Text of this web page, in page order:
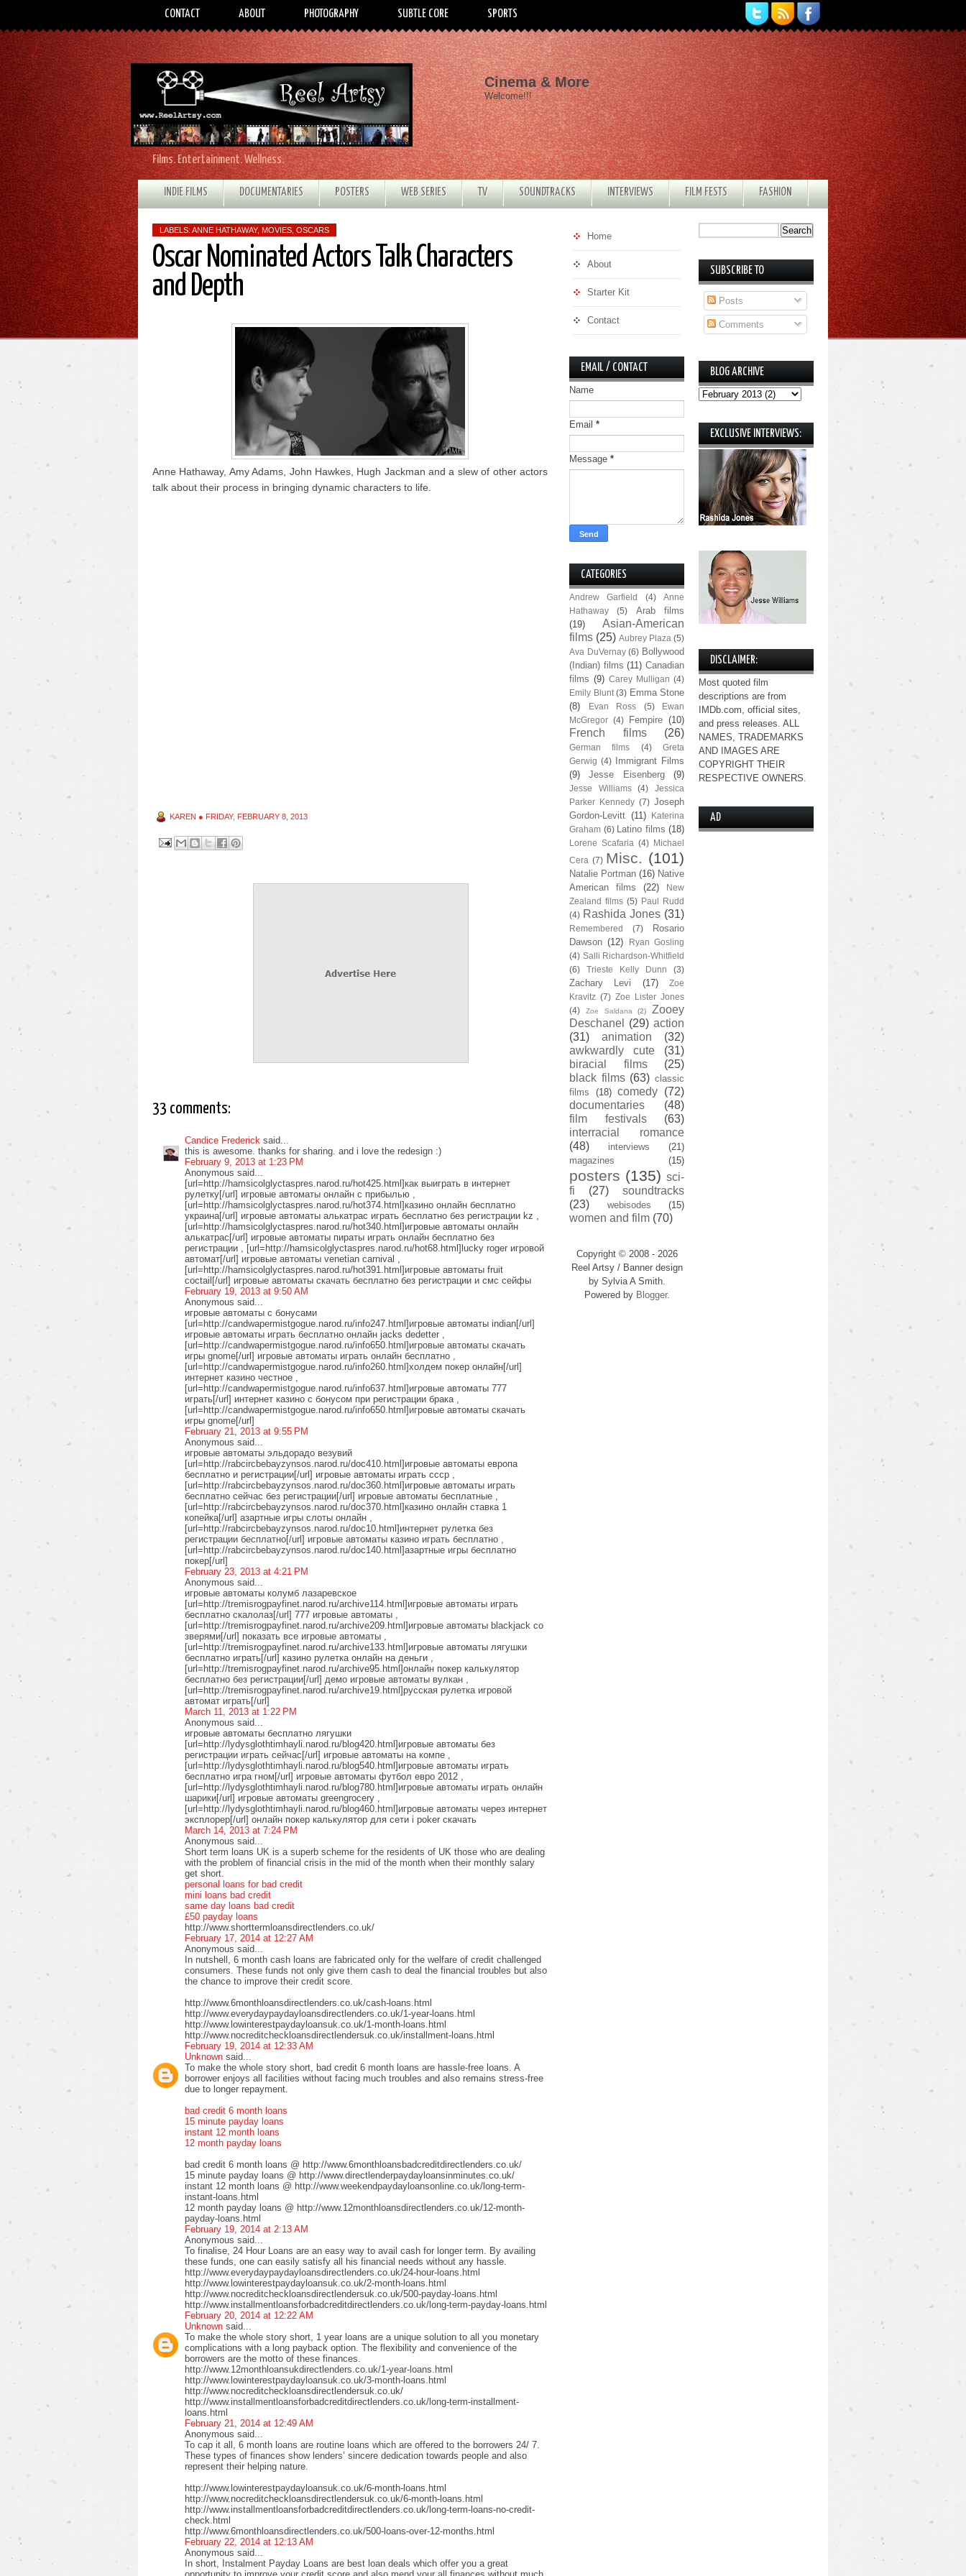
CONTACT ABOUT PHOTOGRAPHY SUBTLE CORE SPORTS
Films. Entertainment. Wellness.
Cinema & More
Welcome!!!
INDIE FILMS DOCUMENTARIES POSTERS WEB SERIES TV SOUNDTRACKS INTERVIEWS FILM FESTS FASHION
LABELS: ANNE HATHAWAY, MOVIES OSCARS
Oscar Nominated Actors Talk Characters
and Depth
Anne Hathaway, Amy Adams, John Hawkes, Hugh Jackman and a slew of other actors
talk about their process in bringing dynamic characters to life.
KAREN ● FRIDAY, FEBRUARY 8, 2013
33 comments:
Candice Frederick said...
this is awesome. thanks for sharing. and i love the redesign :)
February 9, 2013 at 1:23 PM
Anonymous said...
[url=http://hamsicolglyctaspres.narod.ru/hot425.html]как выиграть в интернет
рулетку[/url] игровые автоматы онлайн с прибылью ,
[url=http://hamsicolglyctaspres.narod.ru/hot374.html]казино онлайн бесплатно
украина[/url] игровые автоматы алькатрас играть бесплатно без регистрации kz ,
[url=http://hamsicolglyctaspres.narod.ru/hot340.html]игровые автоматы онлайн
алькатрас[/url] игровые автоматы пираты играть онлайн бесплатно без
регистрации , [url=http://hamsicolglyctaspres.narod.ru/hot68.html]lucky roger игровой
автомат[/url] игровые автоматы venetian carnival ,
[url=http://hamsicolglyctaspres.narod.ru/hot391.html]игровые автоматы fruit
coctail[/url] игровые автоматы скачать бесплатно без регистрации и смс сейфы
February 19, 2013 at 9:50 AM
Anonymous said...
игровые автоматы с бонусами
[url=http://candwapermistgogue.narod.ru/info247.html]игровые автоматы indian[/url]
игровые автоматы играть бесплатно онлайн jacks dedetter ,
[url=http://candwapermistgogue.narod.ru/info650.html]игровые автоматы скачать
игры gnome[/url] игровые автоматы играть онлайн бесплатно ,
[url=http://candwapermistgogue.narod.ru/info260.html]холдем покер онлайн[/url]
интернет казино честное ,
[url=http://candwapermistgogue.narod.ru/info637.html]игровые автоматы 777
играть[/url] интернет казино с бонусом при регистрации брака ,
[url=http://candwapermistgogue.narod.ru/info650.html]игровые автоматы скачать
игры gnome[/url]
February 21, 2013 at 9:55 PM
Anonymous said...
игровые автоматы эльдорадо везувий
[url=http://rabcircbebayzynsos.narod.ru/doc410.html]игровые автоматы европа
бесплатно и регистрации[/url] игровые автоматы играть ссср ,
[url=http://rabcircbebayzynsos.narod.ru/doc360.html]игровые автоматы играть
бесплатно сейчас без регистрации[/url] игровые автоматы бесплатные ,
[url=http://rabcircbebayzynsos.narod.ru/doc370.html]казино онлайн ставка 1
копейка[/url] азартные игры слоты онлайн ,
[url=http://rabcircbebayzynsos.narod.ru/doc10.html]интернет рулетка без
регистрации бесплатно[/url] игровые автоматы казино играть бесплатно ,
[url=http://rabcircbebayzynsos.narod.ru/doc140.html]азартные игры бесплатно
покер[/url]
February 23, 2013 at 4:21 PM
Anonymous said...
игровые автоматы колумб лазаревское
[url=http://tremisrogpayfinet.narod.ru/archive114.html]игровые автоматы играть
бесплатно скалолаз[/url] 777 игровые автоматы ,
[url=http://tremisrogpayfinet.narod.ru/archive209.html]игровые автоматы blackjack со
зверями[/url] показать все игровые автоматы ,
[url=http://tremisrogpayfinet.narod.ru/archive133.html]игровые автоматы лягушки
бесплатно играть[/url] казино рулетка онлайн на деньги ,
[url=http://tremisrogpayfinet.narod.ru/archive95.html]онлайн покер калькулятор
бесплатно без регистрации[/url] демо игровые автоматы вулкан ,
[url=http://tremisrogpayfinet.narod.ru/archive19.html]русская рулетка игровой
автомат играть[/url]
March 11, 2013 at 1:22 PM
Anonymous said...
игровые автоматы бесплатно лягушки
[url=http://lydysglothtimhayli.narod.ru/blog420.html]игровые автоматы без
регистрации играть сейчас[/url] игровые автоматы на компе ,
[url=http://lydysglothtimhayli.narod.ru/blog540.html]игровые автоматы играть
бесплатно игра гном[/url] игровые автоматы футбол евро 2012 ,
[url=http://lydysglothtimhayli.narod.ru/blog780.html]игровые автоматы играть онлайн
шарики[/url] игровые автоматы greengrocery ,
[url=http://lydysglothtimhayli.narod.ru/blog460.html]игровые автоматы через интернет
эксплорер[/url] онлайн покер калькулятор для сети i poker скачать
March 14, 2013 at 7:24 PM
Anonymous said...
Short term loans UK is a superb scheme for the residents of UK those who are dealing
with the problem of financial crisis in the mid of the month when their monthly salary
get short.
personal loans for bad credit
mini loans bad credit
same day loans bad credit
£50 payday loans
http://www.shorttermloansdirectlenders.co.uk/
February 17, 2014 at 12:27 AM
Anonymous said...
In nutshell, 6 month cash loans are fabricated only for the welfare of credit challenged
consumers. These funds not only give them cash to deal the financial troubles but also
the chance to improve their credit score.
http://www.6monthloansdirectlenders.co.uk/cash-loans.html
http://www.everydaypaydayloansdirectlenders.co.uk/1-year-loans.html
http://www.lowinterestpaydayloansuk.co.uk/1-month-loans.html
http://www.nocreditcheckloansdirectlendersuk.co.uk/installment-loans.html
February 19, 2014 at 12:33 AM
Unknown said...
To make the whole story short, bad credit 6 month loans are hassle-free loans. A
borrower enjoys all facilities without facing much troubles and also remains stress-free
due to longer repayment.
bad credit 6 month loans
15 minute payday loans
instant 12 month loans
12 month payday loans
bad credit 6 month loans @ http://www.6monthloansbadcreditdirectlenders.co.uk/
15 minute payday loans @ http://www.directlenderpaydayloansinminutes.co.uk/
instant 12 month loans @ http://www.weekendpaydayloansonline.co.uk/long-term-
instant-loans.html
12 month payday loans @ http://www.12monthloansdirectlenders.co.uk/12-month-
payday-loans.html
February 19, 2014 at 2:13 AM
Anonymous said...
To finalise, 24 Hour Loans are an easy way to avail cash for longer term. By availing
these funds, one can easily satisfy all his financial needs without any hassle.
http://www.everydaypaydayloansdirectlenders.co.uk/24-hour-loans.html
http://www.lowinterestpaydayloansuk.co.uk/2-month-loans.html
http://www.nocreditcheckloansdirectlendersuk.co.uk/500-payday-loans.html
http://www.installmentloansforbadcreditdirectlenders.co.uk/long-term-payday-loans.html
February 20, 2014 at 12:22 AM
Unknown said...
To make the whole story short, 1 year loans are a unique solution to all you monetary
complications with a long payback option. The flexibility and convenience of the
borrowers are the motto of these finances.
http://www.12monthloansukdirectlenders.co.uk/1-year-loans.html
http://www.lowinterestpaydayloansuk.co.uk/3-month-loans.html
http://www.nocreditcheckloansdirectlendersuk.co.uk/
http://www.installmentloansforbadcreditdirectlenders.co.uk/long-term-installment-
loans.html
February 21, 2014 at 12:49 AM
Anonymous said...
To cap it all, 6 month loans are routine loans which are offered to the borrowers 24/ 7.
These types of finances show lenders’ sincere dedication towards people and also
represent their helping nature.
http://www.lowinterestpaydayloansuk.co.uk/6-month-loans.html
http://www.nocreditcheckloansdirectlendersuk.co.uk/6-month-loans.html
http://www.installmentloansforbadcreditdirectlenders.co.uk/long-term-loans-no-credit-
check.html
http://www.6monthloansdirectlenders.co.uk/500-loans-over-12-months.html
February 22, 2014 at 12:13 AM
Anonymous said...
In short, Instalment Payday Loans are best loan deals which offer you a great
opportunity to improve your credit score and also mend your all finances without much
Home
About
Starter Kit
Contact
EMAIL / CONTACT
Name
Email *
Message *
CATEGORIES
Andrew Garfield (4)
Anne
Hathaway
(5)
Arab films
(19)
Asian-American
films (25) Aubrey Plaza (5)
Ava DuVernay (6) Bollywood
(Indian) films (11) Canadian
films (9) Carey Mulligan (4)
Emily Blunt (3) Emma Stone
(8)
Evan Ross (5)
Ewan
McGregor (4) Fempire (10)
French films (26)
German films (4)
Greta
Gerwig (4)
Immigrant Films
(9)
Jesse Eisenberg (9)
Jesse Williams (4)
Jessica
Parker Kennedy (7) Joseph
Gordon-Levitt (11)
Katerina
Graham (6) Latino films (18)
Lorene Scafaria (4) Michael
Cera (7) Misc. (101)
Natalie Portman (16) Native
American films
(22)
New
Zealand films (5) Paul Rudd
(4) Rashida Jones (31)
Remembered (7)
Rosario
Dawson (12)
Ryan Gosling
(4) Salli Richardson-Whitfield
(6)
Trieste Kelly Dunn (3)
Zachary Levi (17)
Zoe
Kravitz (7) Zoe Lister Jones
(4)
Zoe Saldana (2)
Zooey
Deschanel
(29) action
(31)
animation
(32)
awkwardly cute
(31)
biracial films
(25)
black films (63) classic
films
(18) comedy (72)
documentaries
(48)
film festivals
(63)
interracial romance
(48)
interviews
(21)
magazines
(15)
posters (135) sci-
fi
(27)
soundtracks
(23)
webisodes (15)
women and film (70)
Copyright © 2008 - 2026
Reel Artsy / Banner design
by Sylvia A Smith.
Powered by Blogger.
SUBSCRIBE TO
Posts
Comments
BLOG ARCHIVE
EXCLUSIVE INTERVIEWS:
DISCLAIMER:
Most quoted film
descriptions are from
IMDb.com, official sites,
and press releases. ALL
NAMES, TRADEMARKS
AND IMAGES ARE
COPYRIGHT THEIR
RESPECTIVE OWNERS.
AD